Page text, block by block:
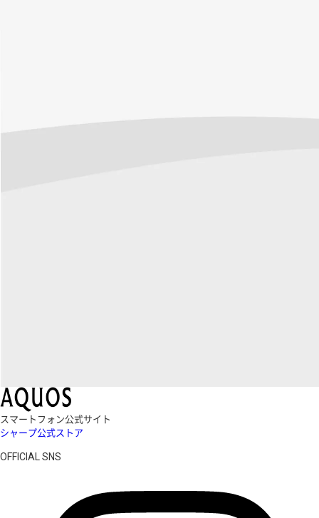
スマートフォン公式サイト
シャープ公式ストア
OFFICIAL SNS